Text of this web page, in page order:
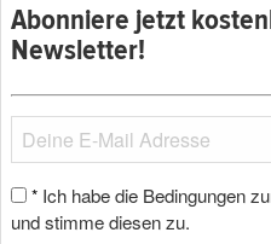
Abonniere jetzt
Newsletter!
* Ich habe die Bedingungen
und stimme diesen zu.